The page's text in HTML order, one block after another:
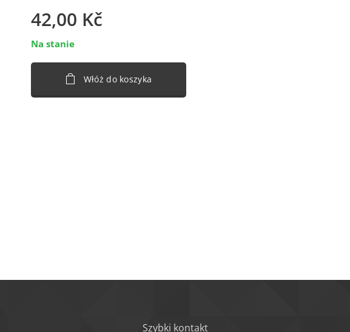
42,00 Kč
Na stanie
Włóż do koszyka
Szybki kontakt